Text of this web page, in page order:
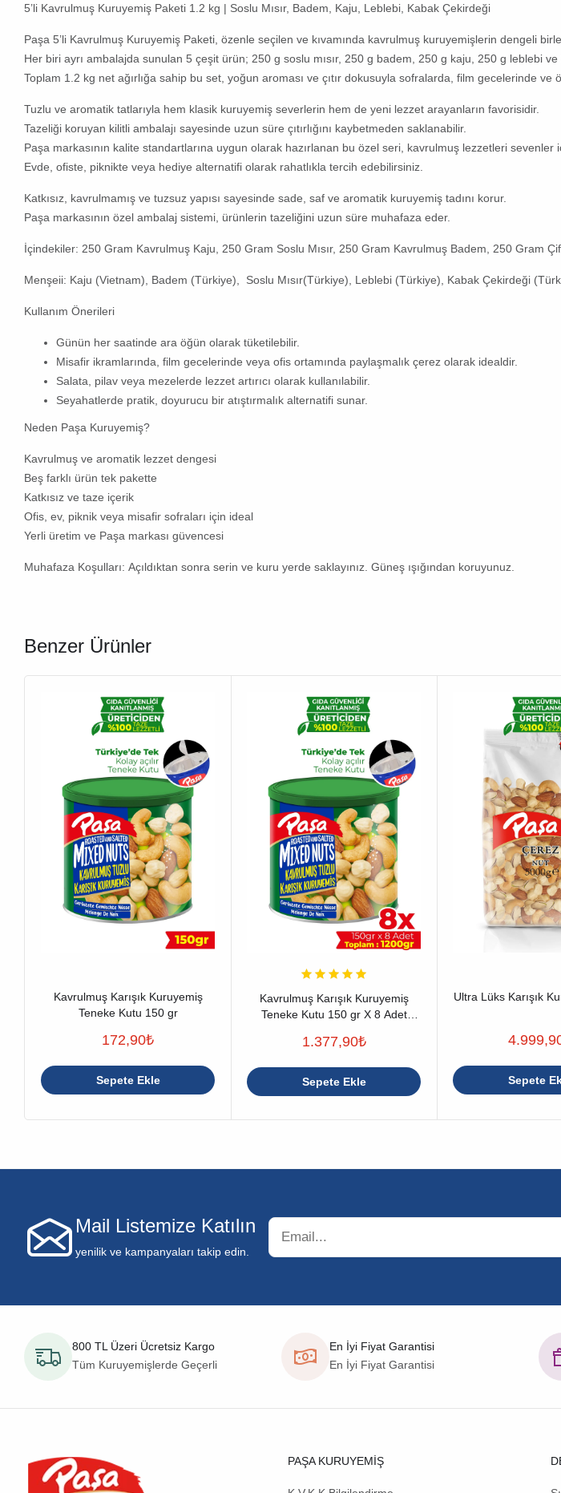
5’li Kavrulmuş Kuruyemiş Paketi 1.2 kg | Soslu Mısır, Badem, Kaju, Leblebi, Kabak Çekirdeği
Paşa 5’li Kavrulmuş Kuruyemiş Paketi, özenle seçilen ve kıvamında kavrulmuş kuruyemişlerin dengeli
Her biri ayrı ambalajda sunulan 5 çeşit ürün; 250 g soslu mısır, 250 g badem, 250 g kaju, 250 g leblebi
Toplam 1.2 kg net ağırlığa sahip bu set, yoğun aroması ve çıtır dokusuyla sofralarda, film gecelerinde ve
Tuzlu ve aromatik tatlarıyla hem klasik kuruyemiş severlerin hem de yeni lezzet arayanların favorisidir.
Tazeliği koruyan kilitli ambalajı sayesinde uzun süre çıtırlığını kaybetmeden saklanabilir.
Paşa markasının kalite standartlarına uygun olarak hazırlanan bu özel seri, kavrulmuş lezzetleri sevenler
Evde, ofiste, piknikte veya hediye alternatifi olarak rahatlıkla tercih edebilirsiniz.
Katkısız, kavrulmamış ve tuzsuz yapısı sayesinde sade, saf ve aromatik kuruyemiş tadını korur.
Paşa markasının özel ambalaj sistemi, ürünlerin tazeliğini uzun süre muhafaza eder.
İçindekiler: 250 Gram Kavrulmuş Kaju, 250 Gram Soslu Mısır, 250 Gram Kavrulmuş Badem, 250 Gram
Menşeii: Kaju (Vietnam), Badem (Türkiye), Soslu Mısır(Türkiye), Leblebi (Türkiye), Kabak Çekirdeği
Kullanım Önerileri
Günün her saatinde ara öğün olarak tüketilebilir.
Misafir ikramlarında, film gecelerinde veya ofis ortamında paylaşmalık çerez olarak idealdir.
Salata, pilav veya mezelerde lezzet artırıcı olarak kullanılabilir.
Seyahatlerde pratik, doyurucu bir atıştırmalık alternatifi sunar.
Neden Paşa Kuruyemiş?
Kavrulmuş ve aromatik lezzet dengesi
Beş farklı ürün tek pakette
Katkısız ve taze içerik
Ofis, ev, piknik veya misafir sofraları için ideal
Yerli üretim ve Paşa markası güvencesi
Muhafaza Koşulları: Açıldıktan sonra serin ve kuru yerde saklayınız. Güneş ışığından koruyunuz.
Benzer Ürünler
Kavrulmuş Karışık Kuruyemiş
Teneke Kutu 150 gr
172,90₺
Sepete Ekle
Kavrulmuş Karışık Kuruyemiş
Teneke Kutu 150 gr X 8 Adet
1.377,90₺
Sepete Ekle
Ultra Lüks Karışık
Sepete
Mail Listemize Katılın
yenilik ve kampanyaları takip edin.
800 TL Üzeri Ücretsiz Kargo
Tüm Kuruyemişlerde Geçerli
En İyi Fiyat Garantisi
En İyi Fiyat Garantisi
PAŞA KURUYEMİŞ